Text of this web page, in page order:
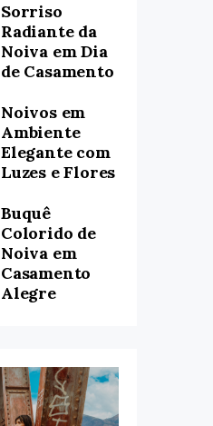
Sorriso
Radiante da
Noiva em Dia
de Casamento
Noivos em
Ambiente
Elegante com
Luzes e Flores
Buquê
Colorido de
Noiva em
Casamento
Alegre